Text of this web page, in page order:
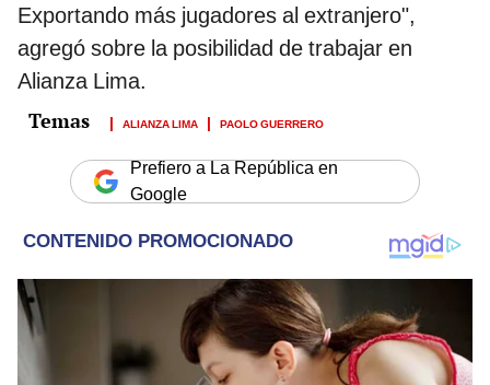
Exportando más jugadores al extranjero",
agregó sobre la posibilidad de trabajar en
Alianza Lima.
ALIANZA LIMA PAOLO GUERRERO
Prefiero a La República en
Google